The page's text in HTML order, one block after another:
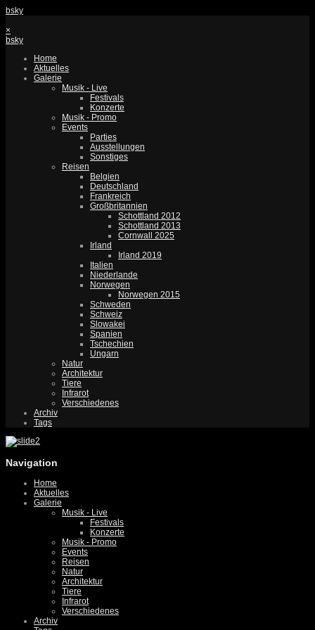
bsky
×
bsky
Home
Aktuelles
Galerie
Musik - Live
Festivals
Konzerte
Musik - Promo
Events
Parties
Ausstellungen
Sonstiges
Reisen
Belgien
Deutschland
Frankreich
Großbritannien
Schottland 2012
Schottland 2013
Cornwall 2025
Irland
Irland 2019
Italien
Niederlande
Norwegen
Norwegen 2015
Schweden
Schweiz
Slowakei
Spanien
Tschechien
Ungarn
Natur
Architektur
Tiere
Infrarot
Verschiedenes
Archiv
Tags
Navigation
Home
Aktuelles
Galerie
Musik - Live
Festivals
Konzerte
Musik - Promo
Events
Reisen
Natur
Architektur
Tiere
Infrarot
Verschiedenes
Archiv